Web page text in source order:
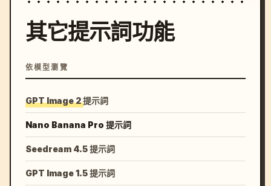
其它提示詞功能
依模型瀏覽
GPT Image 2 提示詞
Nano Banana Pro 提示詞
Seedream 4.5 提示詞
GPT Image 1.5 提示詞